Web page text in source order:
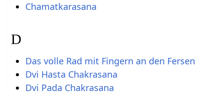
Chamatkarasana
D
Das volle Rad mit Fingern an den Fersen
Dvi Hasta Chakrasana
Dvi Pada Chakrasana